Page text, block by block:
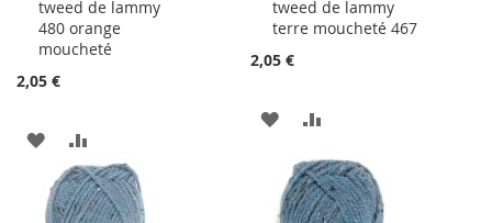
tweed de lammy
480 orange
moucheté
2,05 €
au
panier
AJOUTER
À
LA
AU
COMPARATEUR
tweed de lammy
terre moucheté 467
2,05 €
au
panier
AJOUTER
LA
AU
COMPARATEUR